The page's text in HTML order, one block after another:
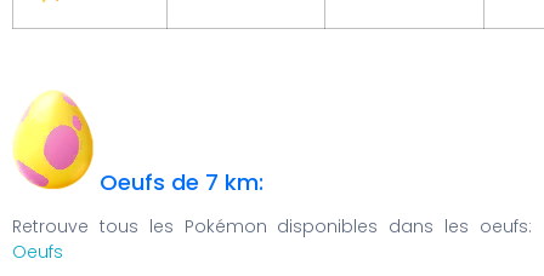
Oeufs de 7 km:
Retrouve tous les Pokémon disponibles dans les oeufs:
Oeufs